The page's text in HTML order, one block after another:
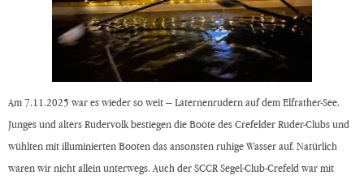
Am 7.11.2025 war es wieder so weit – Laternenrudern auf dem Elfrather-See.
Junges und alters Rudervolk bestiegen die Boote des Crefelder Ruder-Clubs und
wühlten mit illuminierten Booten das ansonsten ruhige Wasser auf. Natürlich
waren wir nicht allein unterwegs. Auch der SCCR Segel-Club-Crefeld war mit